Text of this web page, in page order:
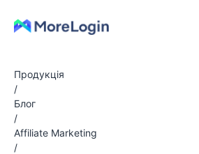
Продукція
/
Блог
/
Affiliate Marketing
/